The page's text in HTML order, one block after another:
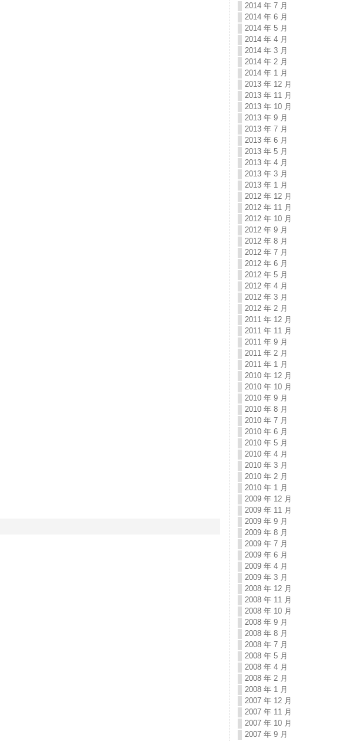
2014 年 7 月
2014 年 6 月
2014 年 5 月
2014 年 4 月
2014 年 3 月
2014 年 2 月
2014 年 1 月
2013 年 12 月
2013 年 11 月
2013 年 10 月
2013 年 9 月
2013 年 7 月
2013 年 6 月
2013 年 5 月
2013 年 4 月
2013 年 3 月
2013 年 1 月
2012 年 12 月
2012 年 11 月
2012 年 10 月
2012 年 9 月
2012 年 8 月
2012 年 7 月
2012 年 6 月
2012 年 5 月
2012 年 4 月
2012 年 3 月
2012 年 2 月
2011 年 12 月
2011 年 11 月
2011 年 9 月
2011 年 2 月
2011 年 1 月
2010 年 12 月
2010 年 10 月
2010 年 9 月
2010 年 8 月
2010 年 7 月
2010 年 6 月
2010 年 5 月
2010 年 4 月
2010 年 3 月
2010 年 2 月
2010 年 1 月
2009 年 12 月
2009 年 11 月
2009 年 9 月
2009 年 8 月
2009 年 7 月
2009 年 6 月
2009 年 4 月
2009 年 3 月
2008 年 12 月
2008 年 11 月
2008 年 10 月
2008 年 9 月
2008 年 8 月
2008 年 7 月
2008 年 5 月
2008 年 4 月
2008 年 2 月
2008 年 1 月
2007 年 12 月
2007 年 11 月
2007 年 10 月
2007 年 9 月